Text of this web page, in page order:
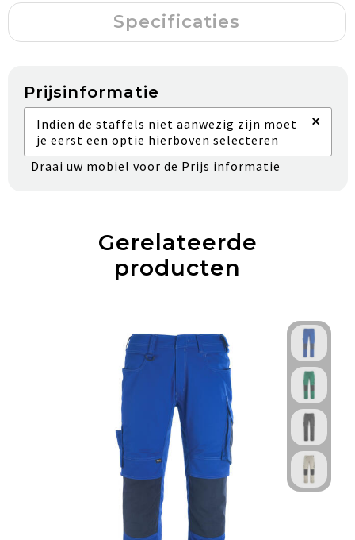
Specificaties
Prijsinformatie
Indien de staffels niet aanwezig zijn moet
je eerst een optie hierboven selecteren
×
Draai uw mobiel voor de Prijs informatie
Gerelateerde
producten